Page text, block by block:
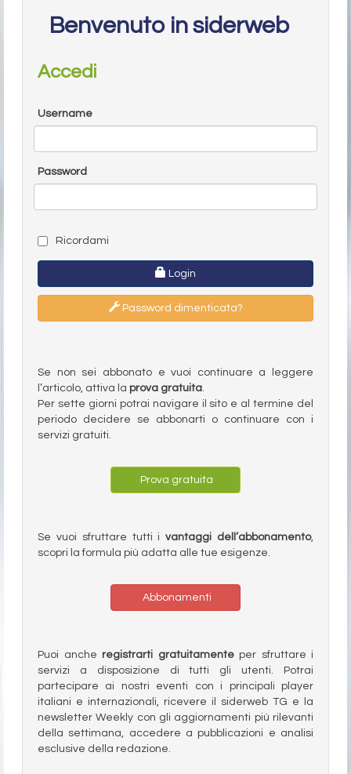
Benvenuto in siderweb
Accedi
Username
Password
Ricordami
Login
Password dimenticata?
Se non sei abbonato e vuoi continuare a leggere
l’articolo, attiva la prova gratuita.
Per sette giorni potrai navigare il sito e al termine del
periodo decidere se abbonarti o continuare con i
servizi gratuiti.
Prova gratuita
Se vuoi sfruttare tutti ivantaggi dell’abbonamento,
scopri la formula più adatta alle tue esigenze.
Abbonamenti
Puoi anche registrarti gratuitamenteper sfruttare i
servizi a disposizione di tutti gli utenti. Potrai
partecipare ai nostri eventi con i principali player
italiani e internazionali, ricevere il siderweb TG e la
newsletter Weekly con gli aggiornamenti più rilevanti
della settimana, accedere a pubblicazioni e analisi
esclusive della redazione.